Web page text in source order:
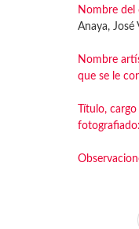
Nombre del
Anaya, José
Nombre
que se le
Título,
fotografiado: